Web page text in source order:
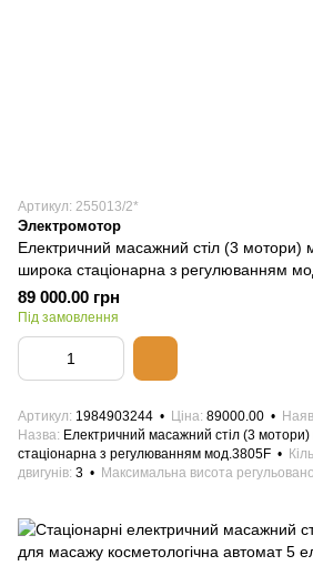
Артикул: 255013/2*
Электромотор
Електричний масажний стіл (3 мотори)
широка стаціонарна з регулюванням
89 000.00 грн
Під замовлення
Артикул 1984903244 Ціна 89000.00
Назва Електричний масажний стіл (3
стаціонарна з регулюванням мод.3805F
двигунів 3 Максимальна висота